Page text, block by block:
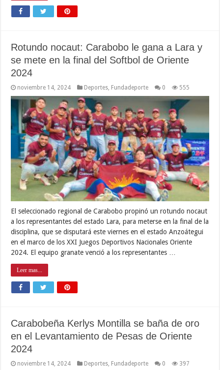
Rotundo nocaut: Carabobo le gana a Lara y
se mete en la final del Softbol de Oriente
2024
noviembre 14, 2024 Deportes Fundadeporte 0 555
El seleccionado regional de Carabobo propinó un rotundo nocaut
a los representantes del estado Lara, para meterse en la final de la
disciplina, que se disputará este viernes en el estado Anzoátegui
en el marco de los XXI Juegos Deportivos Nacionales Oriente
2024. El equipo granate venció a los representantes …
Leer mas...
Carabobeña Kerlys Montilla se baña de oro
en el Levantamiento de Pesas de Oriente
2024
noviembre 14, 2024 Deportes, Fundadeporte 0 397